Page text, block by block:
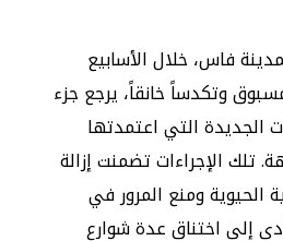
فاس، خلال الأسابيع
وتكدساً خانقاً، يرجع جزء
الجديدة التي اعتمدتها
الإجراءات تضمنت إزالة
الحيوية ومنع المرور في
إلى اختناق عدة شوارع